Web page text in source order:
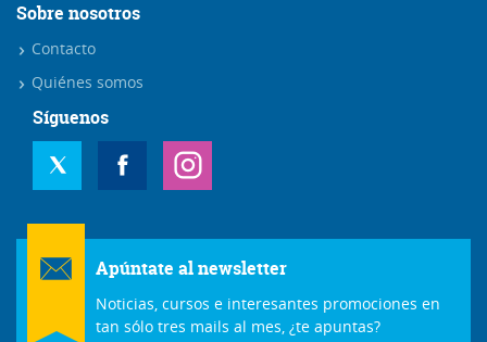
Sobre nosotros
Contacto
Quiénes somos
Síguenos
Apúntate al newsletter
Noticias, cursos e interesantes promociones en
tan sólo tres mails al mes, ¿te apuntas?